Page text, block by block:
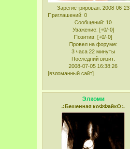
Зарегистрирован: 2008-06-23
Приглашений: 0
Сообщений: 10
Уважение: [+0/-0]
Позитив: [+0/-0]
Провел на форуме:
3 часа 22 минуты
Последний визит:
2008-07-05 16:38:26
[взломанный сайт]
Элкоми
.:Бешенная коФФайкО:.